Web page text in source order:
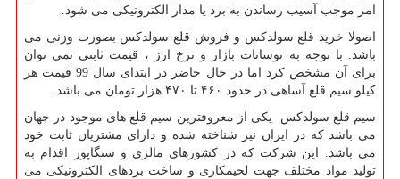
امر موجب آسیب رساندن به برد یا مدار الکترونیکی می شود.
اصولا خرید قلع سولدکس و فروش قلع سولدکس بصورت وزنی می
باشد. با توجه به نوسانات بازار و نرخ ارز ، قیمت ثابتی نمی توان
برای آن مشخص کرد اما در حال حاضر در ابتدای سال 99 قیمت هر
کیلو سیم قلع آساهی در حدود ۴۶۰ تا ۴۷۰ هزار تومان می باشد.
سیم قلع سولدکس یکی از معروفترین سیم قلع های موجود در جهان
می باشد که در ایران نیز شناخته شده و دارای مشتریان ثابت خود
می باشد. این شرکت که در کشورهای مالزی و سنگاپور اقدام به
تولید مواد مختلف جهت لحیمکاری و ساخت بردهای الکترونیکی می